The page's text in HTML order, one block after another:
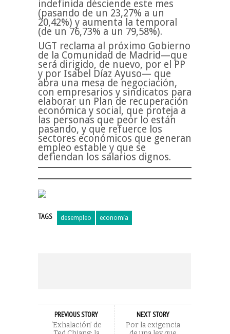
indefinida desciende este mes
(pasando de un 23,27% a un
20,42%) y aumenta la temporal
(de un 76,73% a un 79,58%).
UGT reclama al próximo Gobierno
de la Comunidad de Madrid—que
será dirigido, de nuevo, por el PP
y por Isabel Díaz Ayuso— que
abra una mesa de negociación,
con empresarios y sindicatos para
elaborar un Plan de recuperación
económica y social, que proteja a
las personas que peor lo están
pasando, y que refuerce los
sectores económicos que generan
empleo estable y que se
defiendan los salarios dignos.
TAGS desempleo economía
PREVIOUS STORY
‘Exhalación’ de
NEXT STORY
Por la exigencia